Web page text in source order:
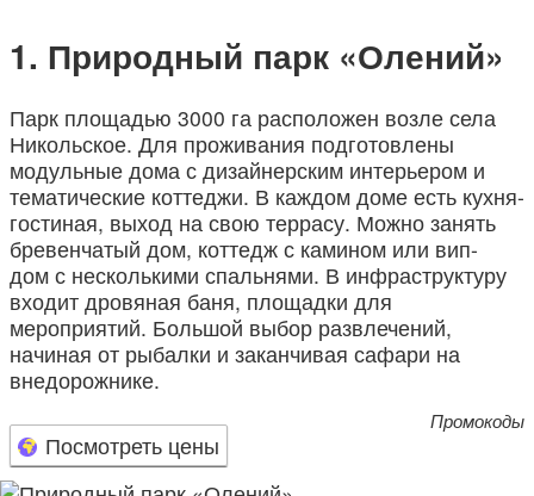
Природный парк «Олений»
Парк площадью 3000 га расположен возле села
Никольское. Для проживания подготовлены
модульные дома с дизайнерским интерьером и
тематические коттеджи. В каждом доме есть кухня-
гостиная, выход на свою террасу. Можно занять
бревенчатый дом, коттедж с камином или вип-
дом с несколькими спальнями. В инфраструктуру
входит дровяная баня, площадки для
мероприятий. Большой выбор развлечений,
начиная от рыбалки и заканчивая сафари на
внедорожнике.
Посмотреть цены
Промокоды